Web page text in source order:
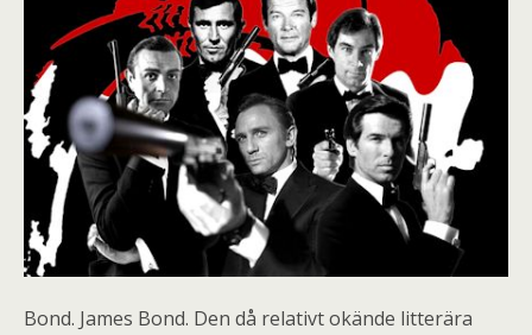
Bond. James Bond. Den då relativt okände litterära